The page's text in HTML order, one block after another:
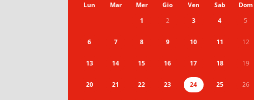
Lun Mar Mer Gio Ven Sab
Dom
1
2 3 4 5
6 7 8 9 10 11 12
13 14 15 16 17 18 19
20 21 22 23 24 25 26